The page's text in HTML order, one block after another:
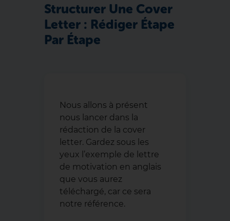
Structurer Une Cover
Letter : Rédiger Étape
Par Étape
Nous allons à présent
nous lancer dans la
rédaction de la cover
letter. Gardez sous les
yeux l’exemple de lettre
de motivation en anglais
que vous aurez
téléchargé, car ce sera
notre référence.